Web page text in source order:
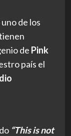
de los
de Pink
país el
“This is not